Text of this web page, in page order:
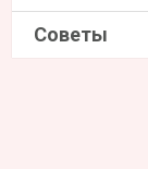
Советы